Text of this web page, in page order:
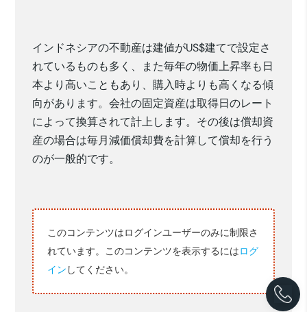
インドネシアの不動産は建値がUS$建てで設定さ
れているものも多く、また毎年の物価上昇率も日
本より高いこともあり、購入時よりも高くなる傾
向があります。会社の固定資産は取得日のレート
によって換算されて計上します。その後は償却資
産の場合は毎月減価償却費を計算して償却を行う
のが一般的です。
このコンテンツはログインユーザーのみに制限さ
れています。このコンテンツを表示するにはログ
イン してください。